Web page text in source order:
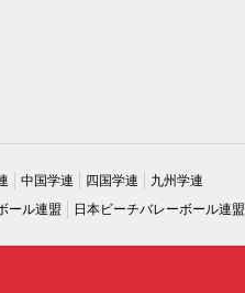
中国学連 四国学連
九州学連
ール連盟 日本ビーチバレーボール連盟